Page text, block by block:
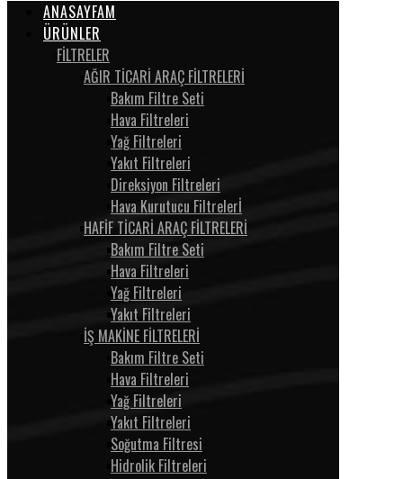
ANASAYFAM
ÜRÜNLER
FİLTRELER
AĞIR TİCARİ ARAÇ FİLTRELERİ
Bakım Filtre Seti
Hava Filtreleri
Yağ Filtreleri
Yakıt Filtreleri
Direksiyon Filtreleri
Hava Kurutucu Filtrelerİ
HAFİF TİCARİ ARAÇ FİLTRELERİ
Bakım Filtre Seti
Hava Filtreleri
Yağ Filtreleri
Yakıt Filtreleri
İŞ MAKİNE FİLTRELERİ
Bakım Filtre Seti
Hava Filtreleri
Yağ Filtreleri
Yakıt Filtreleri
Soğutma Filtresi
Hidrolik Filtreleri